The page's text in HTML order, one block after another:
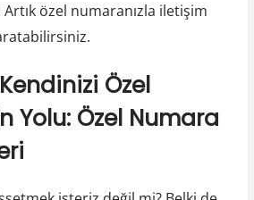
özel numaranızla iletişim
Özel
Yolu: Özel Numara